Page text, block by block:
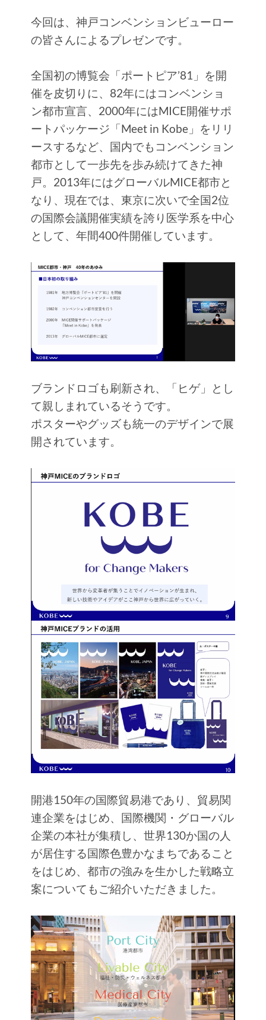
今回は、神戸コンベンションビューロー
の皆さんによるプレゼンです。
全国初の博覧会「ポートピア’81」を開
催を皮切りに、82年にはコンベンショ
ン都市宣言、2000年にはMICE開催サポ
ートパッケージ「Meet in Kobe」をリリ
ースするなど、国内でもコンベンション
都市として一歩先を歩み続けてきた神
戸。2013年にはグローバルMICE都市と
なり、現在では、東京に次いで全国2位
の国際会議開催実績を誇り医学系を中心
として、年間400件開催しています。
ブランドロゴも刷新され、「ヒゲ」とし
て親しまれているそうです。
ポスターやグッズも統一のデザインで展
開されています。
開港150年の国際貿易港であり、貿易関
連企業をはじめ、国際機関・グローバル
企業の本社が集積し、世界130か国の人
が居住する国際色豊かなまちであること
をはじめ、都市の強みを生かした戦略立
案についてもご紹介いただきました。